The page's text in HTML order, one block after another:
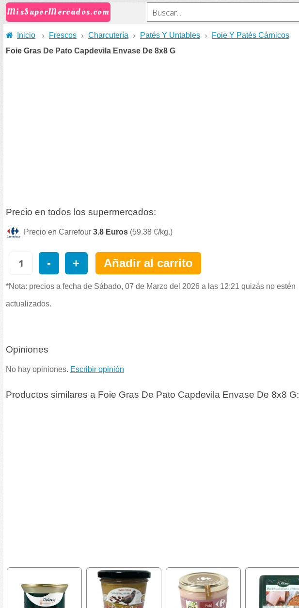
MisSuperMercados.com
Inicio Frescos Charcutería Patés Y Untables
Foie Y Patés Cárnicos
Foie Gras De Pato Capdevila Envase De 8x8 G
Precio en todos los supermercados:
Precio en Carrefour 3.8 Euros (59.38 €/kg.)
- + Añadir al carrito
*Nota: precios a fecha de Sábado, 07 de Marzo del 2026 a las 12:21 quizás no estén
actualizados.
Opiniones
No hay opiniones. Escribir opinión
Productos similares a Foie Gras De Pato Capdevila Envase De 8x8 G: